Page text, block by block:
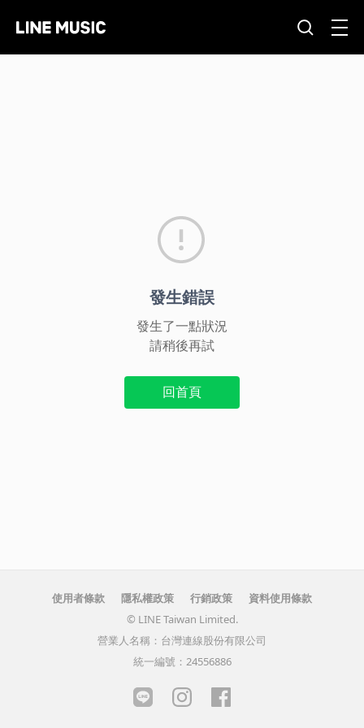
發生錯誤
發生了一點狀況
請稍後再試
回首頁
使用者條款 隱私權政策 行銷政策
資料使用條款
© LINE Taiwan Limited.
營業人名稱：台灣連線股份有限公司
統一編號：24556886